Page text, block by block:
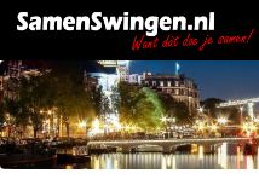
Doorgaan naar inhoud